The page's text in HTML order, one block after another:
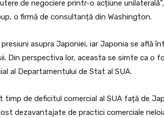
de negociere printr-o acțiune
o firmă de consultanță din Washington.
presiuni asupra Japoniei, iar Japonia se află
Din perspectiva lor, aceasta se simte ca o
al Departamentului de Stat al SUA.
timp de deficitul comercial al SUA față de
dezavantajate de practici comerciale